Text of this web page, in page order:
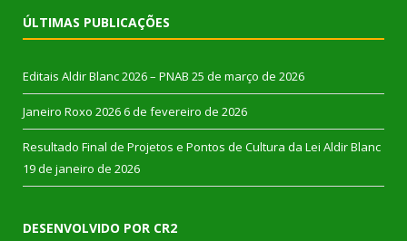
ÚLTIMAS PUBLICAÇÕES
Editais Aldir Blanc 2026 – PNAB 25 de março de 2026
Janeiro Roxo 2026 6 de fevereiro de 2026
Resultado Final de Projetos e Pontos de Cultura da Lei Aldir Blanc
19 de janeiro de 2026
DESENVOLVIDO POR CR2